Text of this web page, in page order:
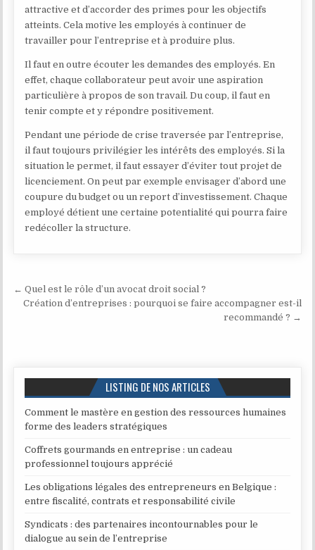
attractive et d’accorder des primes pour les objectifs
atteints. Cela motive les employés à continuer de
travailler pour l’entreprise et à produire plus.
Il faut en outre écouter les demandes des employés. En
effet, chaque collaborateur peut avoir une aspiration
particulière à propos de son travail. Du coup, il faut en
tenir compte et y répondre positivement.
Pendant une période de crise traversée par l’entreprise,
il faut toujours privilégier les intérêts des employés. Si la
situation le permet, il faut essayer d’éviter tout projet de
licenciement. On peut par exemple envisager d’abord une
coupure du budget ou un report d’investissement. Chaque
employé détient une certaine potentialité qui pourra faire
redécoller la structure.
Navigation de l’article
← Quel est le rôle d’un avocat droit social ?
Création d’entreprises : pourquoi se faire accompagner est-il
recommandé ? →
LISTING DE NOS ARTICLES
Comment le mastère en gestion des ressources humaines
forme des leaders stratégiques
Coffrets gourmands en entreprise : un cadeau
professionnel toujours apprécié
Les obligations légales des entrepreneurs en Belgique :
entre fiscalité, contrats et responsabilité civile
Syndicats : des partenaires incontournables pour le
dialogue au sein de l’entreprise